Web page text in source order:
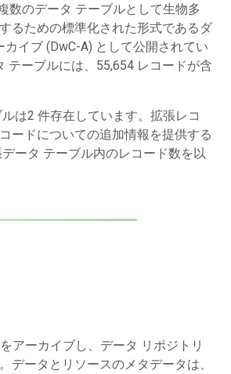
数のデータ テーブルとして生物多
るための標準化された形式であるダ
カイブ (DwC-A) として公開されてい
テーブルには、55,654 レコードが含
は2 件存在しています。拡張レコ
ードについての追加情報を提供する
ータ テーブル内のレコード数を以
アーカイブし、データ リポジトリ
データとリソースのメタデータは、